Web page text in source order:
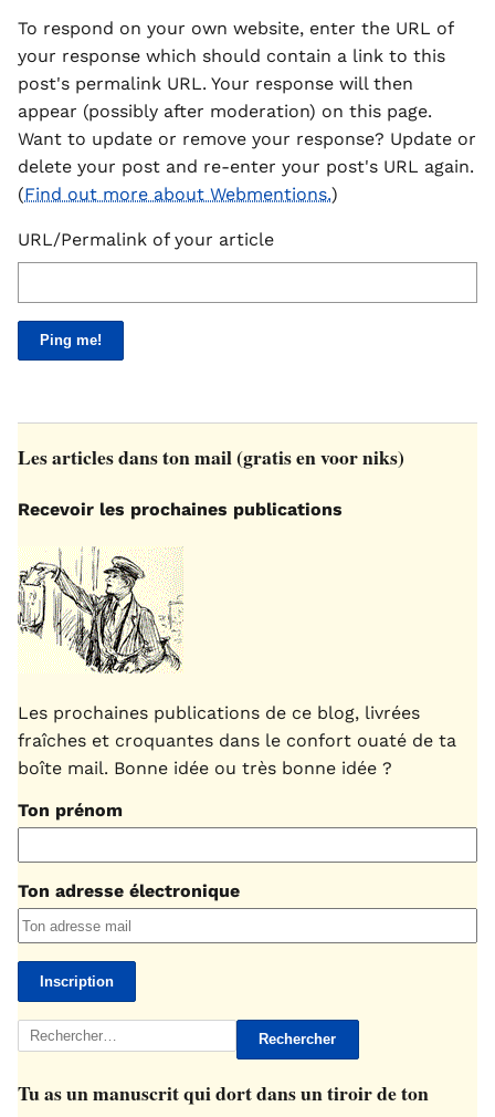
To respond on your own website, enter the URL of
your response which should contain a link to this
post's permalink URL. Your response will then
appear (possibly after moderation) on this page.
Want to update or remove your response? Update or
delete your post and re-enter your post's URL again.
(Find out more about Webmentions.)
URL/Permalink of your article
Les articles dans ton mail (gratis en voor niks)
Recevoir les prochaines publications
Les prochaines publications de ce blog, livrées
fraîches et croquantes dans le confort ouaté de ta
boîte mail. Bonne idée ou très bonne idée ?
Ton prénom
Ton adresse électronique
Rechercher :
Tu as un manuscrit qui dort dans un tiroir de ton